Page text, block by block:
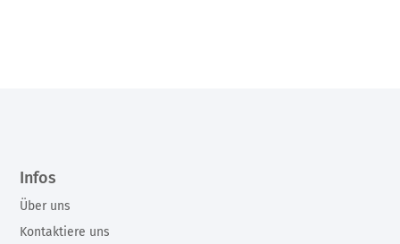
Infos
Über uns
Kontaktiere uns